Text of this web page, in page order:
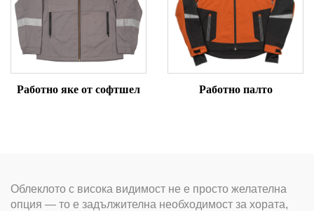
Работно яке от софтшел Работно палто
Облеклото с висока видимост не е просто желателна
опция — то е задължителна необходимост за хората,